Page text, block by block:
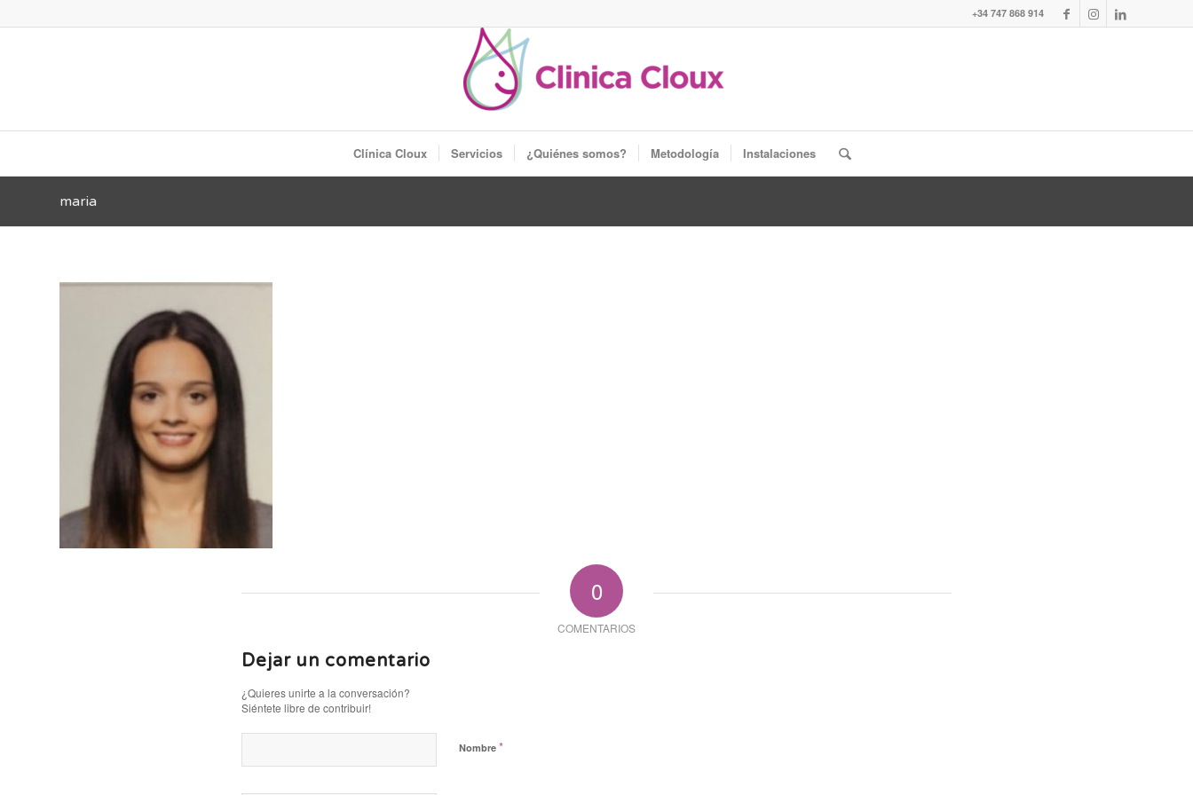
+34 747 868 914
Clínica Cloux Servicios ¿Quiénes somos? Metodología Instalaciones
maria
0
COMENTARIOS
Dejar un comentario
¿Quieres unirte a la conversación?
Siéntete libre de contribuir!
Nombre *